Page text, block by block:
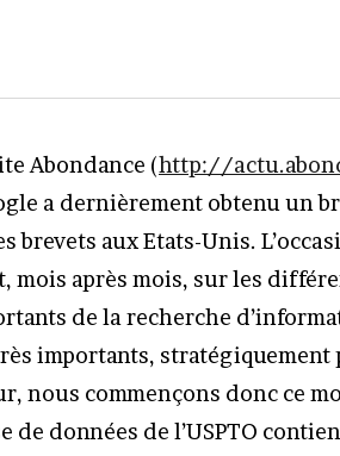
Abondance (http://
a dernièrement obtenu un
brevets aux Etats-Unis.
mois après mois, sur les
de la recherche
importants, stratégiquement
nous commençons donc ce
de données de l’USPTO